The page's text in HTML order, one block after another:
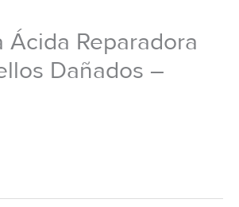
Ácida Reparadora
Dañados –